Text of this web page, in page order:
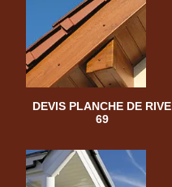
DEVIS PLANCHE DE RIVE
69